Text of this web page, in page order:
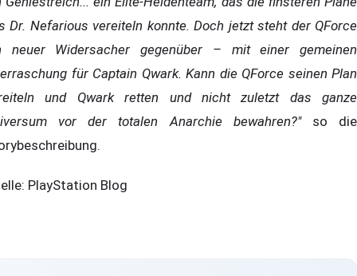
Dr. Nefarious vereiteln konnte. Doch jetzt steht der QForce
neuer Widersacher gegenüber – mit einer gemeinen
für Captain Qwark. Kann die QForce seinen Plan
und Qwark retten und nicht zuletzt das ganze
vor der totalen Anarchie bewahren?"so die
PlayStation Blog